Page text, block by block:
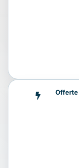
Offerte